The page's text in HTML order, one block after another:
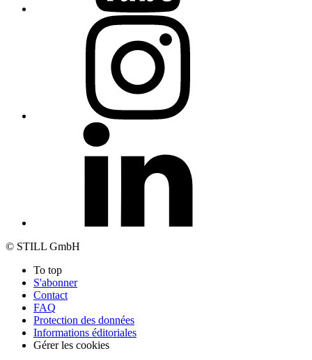
© STILL GmbH
To top
S'abonner
Contact
FAQ
Protection des données
Informations éditoriales
Gérer les cookies